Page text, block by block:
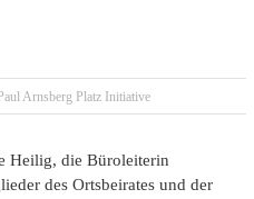
Paul Arnsberg Platz Initiative
Heilig, die Büroleiterin
des Ortsbeirates und der